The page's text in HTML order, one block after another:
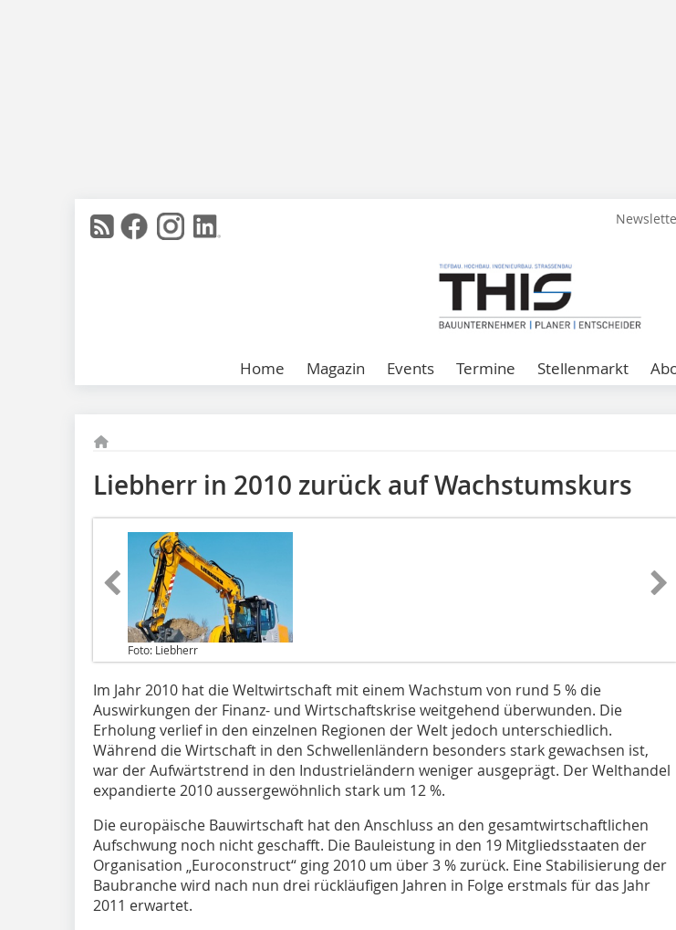
Home Magazin Events Termine Stellenmarkt
Liebherr in 2010 zurück auf Wachstumskurs
Foto: Liebherr
Im Jahr 2010 hat die Weltwirtschaft mit einem Wachstum von rund 5 % die
Auswirkungen der Finanz- und Wirtschaftskrise weitgehend überwunden. Die
Erholung verlief in den einzelnen Regionen der Welt jedoch unterschiedlich.
Während die Wirtschaft in den Schwellenländern besonders stark gewachsen ist,
war der Aufwärtstrend in den Industrieländern weniger ausgeprägt. Der Welthandel
expandierte 2010 aussergewöhnlich stark um 12 %.
Die europäische Bauwirtschaft hat den Anschluss an den gesamtwirtschaftlichen
Aufschwung noch nicht geschafft. Die Bauleistung in den 19 Mitgliedsstaaten der
Organisation „Euroconstruct“ ging 2010 um über 3 % zurück. Eine Stabilisierung der
Baubranche wird nach nun drei rückläufigen Jahren in Folge erstmals für das Jahr
2011 erwartet.